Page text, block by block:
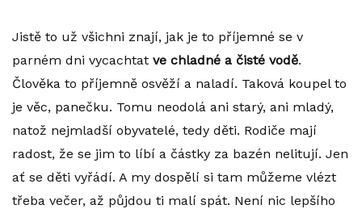
Jistě to už všichni znají, jak je to příjemné se v
parném dni vycachtat ve chladné a čisté vodě.
Člověka to příjemně osvěží a naladí. Taková koupel to
je věc, panečku. Tomu neodolá ani starý, ani mladý,
natož nejmladší obyvatelé, tedy děti. Rodiče mají
radost, že se jim to líbí a částky za bazén nelitují. Jen
ať se děti vyřádí. A my dospělí si tam můžeme vlézt
třeba večer, až půjdou ti malí spát. Není nic lepšího